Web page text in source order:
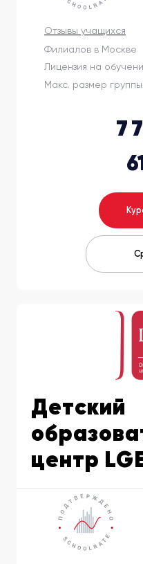
Отзывы учащихся
Филиалов в Москве
Макс. размер группы
Лицензия на
7
Детский
центр